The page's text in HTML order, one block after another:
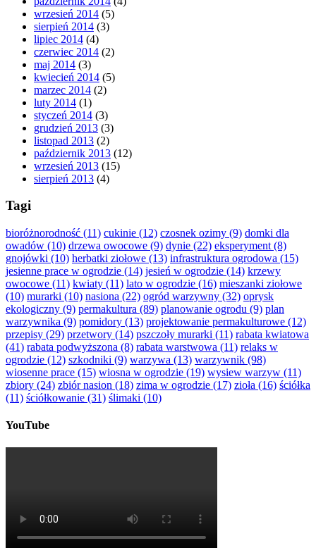
wrzesień 2014 (5)
sierpień 2014 (3)
lipiec 2014 (4)
czerwiec 2014 (2)
maj 2014 (3)
kwiecień 2014 (5)
marzec 2014 (2)
luty 2014 (1)
styczeń 2014 (3)
grudzień 2013 (3)
listopad 2013 (2)
październik 2013 (12)
wrzesień 2013 (15)
sierpień 2013 (4)
Tagi
bioróżnorodność (11) cukinie (12) czosnek ozimy (9) domki dla
owadów (10) drzewa owocowe (9) dynie (22) eksperyment (8)
gnojówki (10) herbatki ziołowe (13) infrastruktura ogrodowa (15)
jesienne prace w ogrodzie (14) jesień w ogrodzie (14) krzewy
owocowe (11) kwiaty (11) lato w ogrodzie (16) mieszanki ziołowe
(10) murarki (10) nasiona (22) ogród warzywny (32) oprysk
ekologiczny (9) permakultura (89) planowanie ogrodu (9) plan
warzywnika (9) pomidory (13) projektowanie permakulturowe (12)
przepisy (29) przetwory (14) pszczoły murarki (11) rabata kwiatowa
(41) rabata podwyższona (8) rabata warstwowa (11) relaks w
ogrodzie (12) szkodniki (9) warzywa (13) warzywnik (98)
wiosenne prace (15) wiosna w ogrodzie (19) wysiew warzyw (11)
zbiory (24) zbiór nasion (18) zima w ogrodzie (17) zioła (16) ściółka
(11) ściółkowanie (31) ślimaki (10)
YouTube